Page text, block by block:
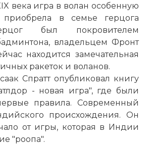
века игра в волан особенную
приобрела в семье герцога
был покровителем
владельцем Фронт
находится замечательная
ракеток и воланов.
Спратт опубликовал книгу
- новая игра", где были
правила. Современный
происхождения. Он
от игры, которая в Индии
"роопа".